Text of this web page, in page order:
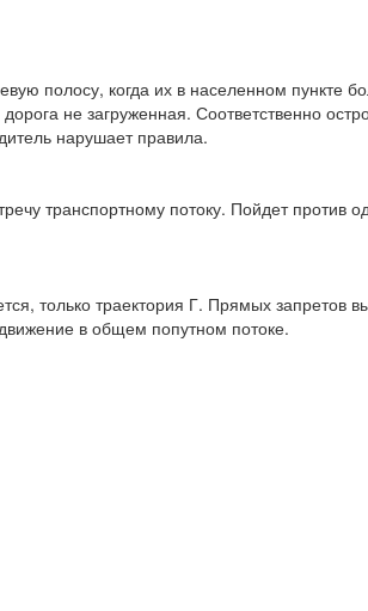
полосу, когда их в населенном пункте
не загруженная. Соответственно
нарушает правила.
транспортному потоку. Пойдет
только траектория Г. Прямых запретов
в общем попутном потоке.